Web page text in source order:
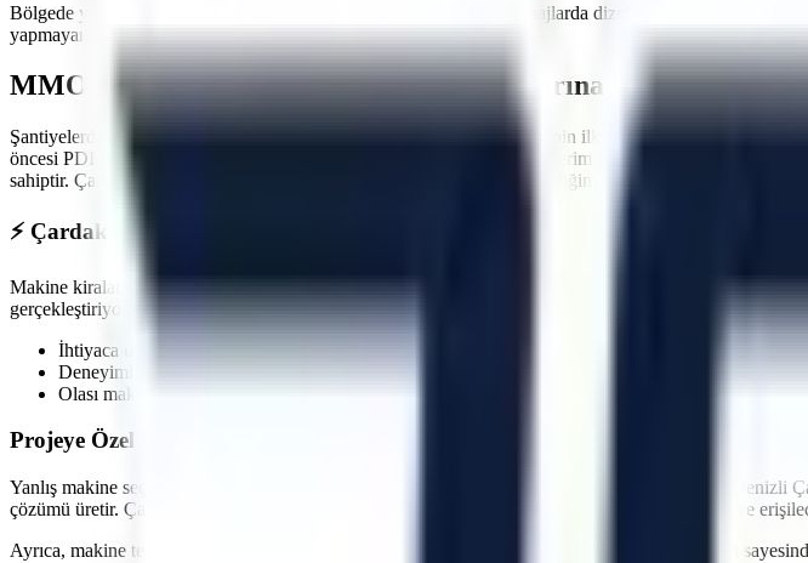
Bölgede yoğunlaşan için farklı tonajlarda dizel ve akülü
yapmayan akülü modeller en çok tercih edilen ürünlerimizdir.
MMO Denetimli ve İş Güvenliği Standartlarına Uygun Filo
Şantiyelerde, endüstriyel tesislerde yaşanan iş kazalarının önüne geçmenin ilk kuralı, kullanılan
öncesi PDI (Teslimat Öncesi Bakım) işlemlerini eksiksiz yapar. Makinelerimizin tamamı
sahiptir. Çardak sahasında görev yapacak araçlarımız, operatörün güvenliğini en üst düzeyde tutacak
⚡ Çardak Bölgesine Hızlı ve Kesintisiz Lojistik
Makine kiralama süreçlerinde en kritik faktörlerden biri zaman yönetimidir. Artı Platform olarak kendi
gerçekleştiriyoruz. Özellikleacil müdahale gerektiren onarımlarda
, saatler içinde makinenin projenizde
İhtiyaca uygun kapasite, gerçek stok ve sevkiyat uygunluğu kontrolü
Deneyimli lojistik personeli ile güvenli indirme/bindirme işlemleri
Olası makine arızalarında hızlı servis ve yedek makine tahsisi imkanı
Projeye Özel Makine Seçimi ve Saha İnceleme Seçeneği
Yanlış makine seçimi, projelerde hem zaman kaybına hem de ekstra maliyetlere neden olabilir. Denizli
çözümü üretir. Çalışılacak zeminin taşıma kapasitesi, kapı ve koridor genişlikleri, eğim durumu ve
Ayrıca, makine teslimatında operatörlerinize veya ilgili personelinize verilen teknik oryantasyon